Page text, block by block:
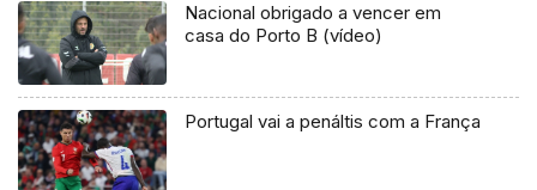
Nacional obrigado a vencer em
casa do Porto B (vídeo)
Portugal vai a penáltis com a França